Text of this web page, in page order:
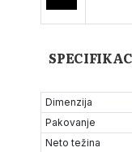
Dimenzija
Pakovanje
Neto težina